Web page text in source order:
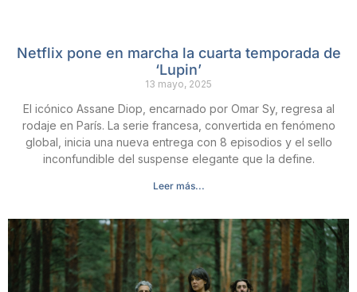
Netflix pone en marcha la cuarta temporada de
‘Lupin’
13 mayo, 2025
El icónico Assane Diop, encarnado por Omar Sy, regresa al
rodaje en París. La serie francesa, convertida en fenómeno
global, inicia una nueva entrega con 8 episodios y el sello
inconfundible del suspense elegante que la define.
Leer más...